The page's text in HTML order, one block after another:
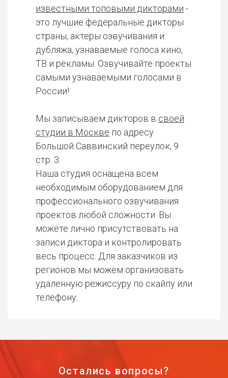
известными топовыми дикторами -
это лучшие федеральные дикторы
страны, актеры озвучивания и
дубляжа, узнаваемые голоса кино,
ТВ и рекламы. Озвучивайте проекты
самыми узнаваемыми голосами в
России!
Мы записываем дикторов в своей
студии в Москве по адресу
Большой Саввинский переулок, 9
стр. 3.
Наша студия оснащена всем
необходимым оборудованием для
профессионального озвучивания
проектов любой сложности. Вы
можете лично присутствовать на
записи диктора и контролировать
весь процесс. Для заказчиков из
регионов мы можем организовать
удаленную режиссуру по скайпу или
телефону.
Остались вопросы?